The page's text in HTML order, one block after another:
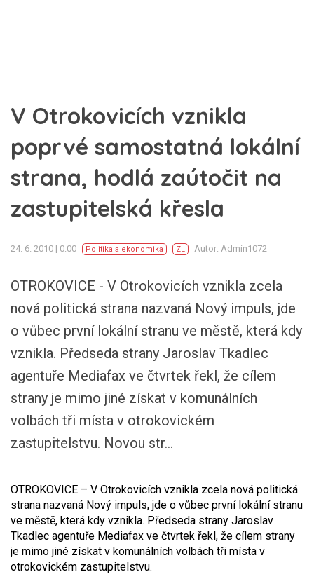
V Otrokovicích vznikla
poprvé samostatná lokální
strana, hodlá zaútočit na
zastupitelská křesla
24. 6. 2010 | 0:00 Politika a ekonomika ZL Autor: Admin1072
OTROKOVICE - V Otrokovicích vznikla zcela
nová politická strana nazvaná Nový impuls, jde
o vůbec první lokální stranu ve městě, která kdy
vznikla. Předseda strany Jaroslav Tkadlec
agentuře Mediafax ve čtvrtek řekl, že cílem
strany je mimo jiné získat v komunálních
volbách tři místa v otrokovickém
zastupitelstvu. Novou str...
OTROKOVICE – V Otrokovicích vznikla zcela nová politická
strana nazvaná Nový impuls, jde o vůbec první lokální stranu
ve městě, která kdy vznikla. Předseda strany Jaroslav
Tkadlec agentuře Mediafax ve čtvrtek řekl, že cílem strany
je mimo jiné získat v komunálních volbách tři místa v
otrokovickém zastupitelstvu.